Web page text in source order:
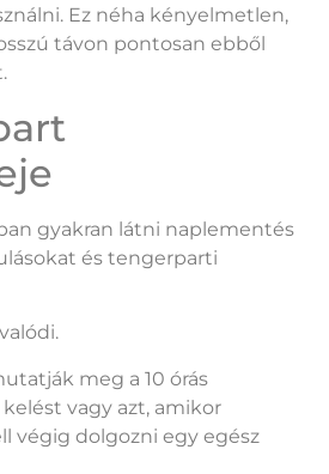
Ez néha kényelmetlen,
távon pontosan ebből
gyakran látni naplementés
és tengerparti
meg a 10 órás
vagy azt, amikor
végig dolgozni egy egész